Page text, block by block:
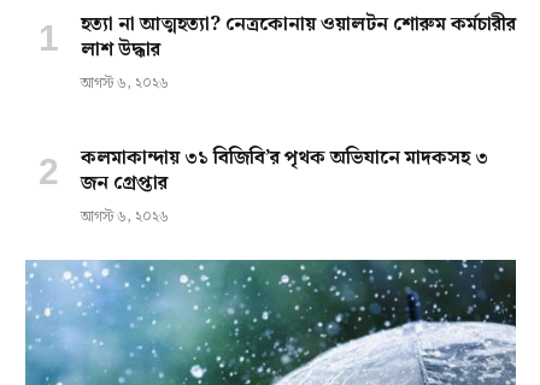
হত্যা না আত্মহত্যা? নেত্রকোনায় ওয়ালটন শোরুম কর্মচারীর
লাশ উদ্ধার
আগস্ট ৬, ২০২৬
কলমাকান্দায় ৩১ বিজিবি’র পৃথক অভিযানে মাদকসহ ৩
জন গ্রেপ্তার
আগস্ট ৬, ২০২৬